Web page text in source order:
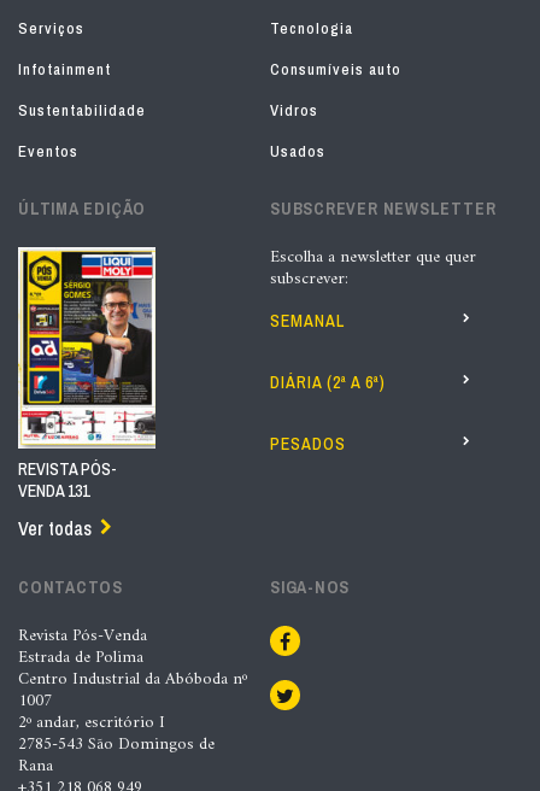
Serviços
Tecnologia
Infotainment
Consumíveis auto
Sustentabilidade
Vidros
Eventos
Usados
ÚLTIMA EDIÇÃO
REVISTA PÓS-
VENDA 131
Ver todas
SUBSCREVER NEWSLETTER
Escolha a newsletter que quer
subscrever:
SEMANAL
DIÁRIA (2ª A 6ª)
PESADOS
CONTACTOS
Revista Pós-Venda
Estrada de Polima
Centro Industrial da Abóboda nº
1007
2º andar, escritório I
2785-543 São Domingos de
Rana
SIGA-NOS